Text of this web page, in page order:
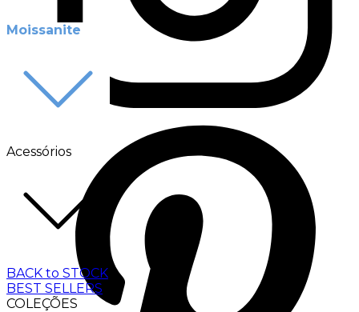
Moissanite
Acessórios
BACK to STOCK
BEST SELLERS
COLEÇÕES